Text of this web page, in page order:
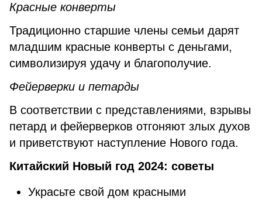
Красные конверты
Традиционно старшие члены семьи дарят
младшим красные конверты с деньгами,
символизируя удачу и благополучие.
Фейерверки и петарды
В соответствии с представлениями, взрывы
петард и фейерверков отгоняют злых духов
и приветствуют наступление Нового года.
Китайский Новый год 2024: cоветы
Украсьте свой дом красными